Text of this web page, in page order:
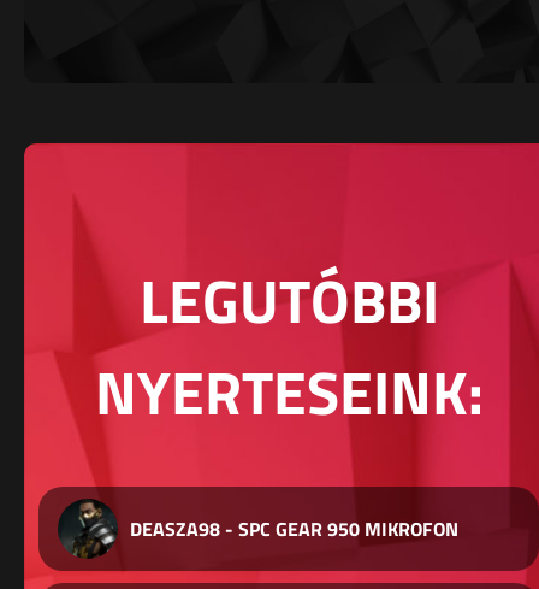
LEGUTÓBBI
NYERTESEINK:
DEASZA98 - SPC GEAR 950 MIKROFON